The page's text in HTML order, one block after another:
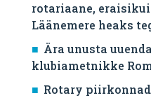
rotariaane,
Läänemere heaks
Ära unusta
klubiametnikke
Rotary